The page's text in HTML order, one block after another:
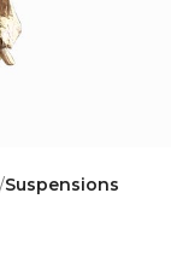
Suspensions